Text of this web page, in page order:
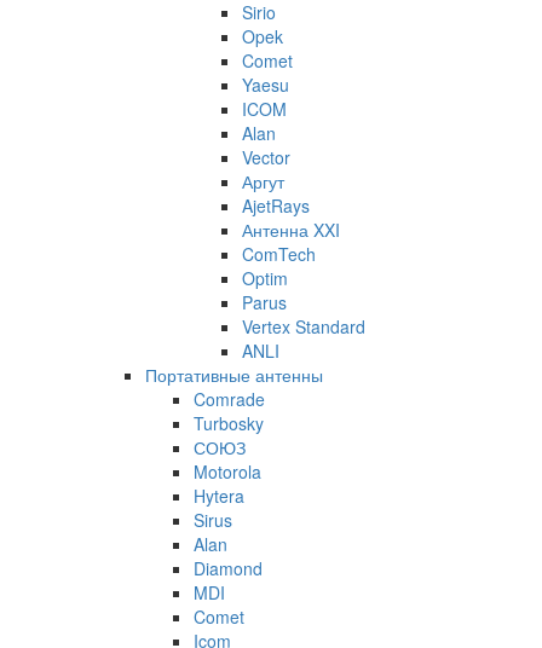
Sirio
Opek
Comet
Yaesu
ICOM
Alan
Vector
Аргут
AjetRays
Антенна XXI
ComTech
Optim
Parus
Vertex Standard
ANLI
Портативные антенны
Comrade
Turbosky
СОЮЗ
Motorola
Hytera
Sirus
Alan
Diamond
MDI
Comet
Icom